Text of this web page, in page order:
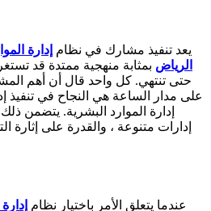
يعد تنفيذ مشارك في نظام إدارة
الرياض بمثابة منهجية ممتدة قد
حتى تنتهي. كل واحد قال أن أهم
على مدار الساعة هي النجاح في تنفيذ
إدارة الموارد البشرية. يتضمن
إدارات متنوعة ، والقدرة على إثارة
عندما يتعلق الأمر باختيار نظام